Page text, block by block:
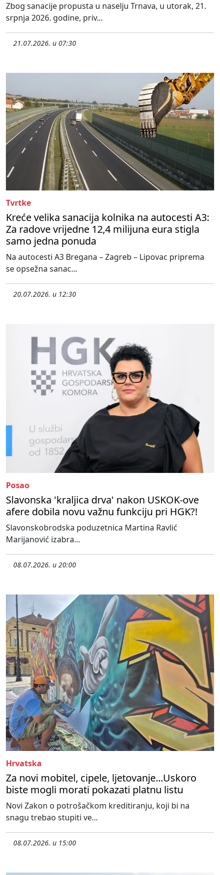
Zbog sanacije propusta u naselju Trnava, u utorak, 21.
srpnja 2026. godine, priv...
21.07.2026. u 07:30
Tvrtke
Kreće velika sanacija kolnika na autocesti A3:
Za radove vrijedne 12,4 milijuna eura stigla
samo jedna ponuda
Na autocesti A3 Bregana – Zagreb – Lipovac priprema
se opsežna sanac...
20.07.2026. u 12:30
Posao
Slavonska 'kraljica drva' nakon USKOK-ove
afere dobila novu važnu funkciju pri HGK?!
Slavonskobrodska poduzetnica Martina Ravlić
Marijanović izabra...
08.07.2026. u 20:00
Hrvatska
Za novi mobitel, cipele, ljetovanje...Uskoro
biste mogli morati pokazati platnu listu
Novi Zakon o potrošačkom kreditiranju, koji bi na
snagu trebao stupiti ve...
08.07.2026. u 15:00